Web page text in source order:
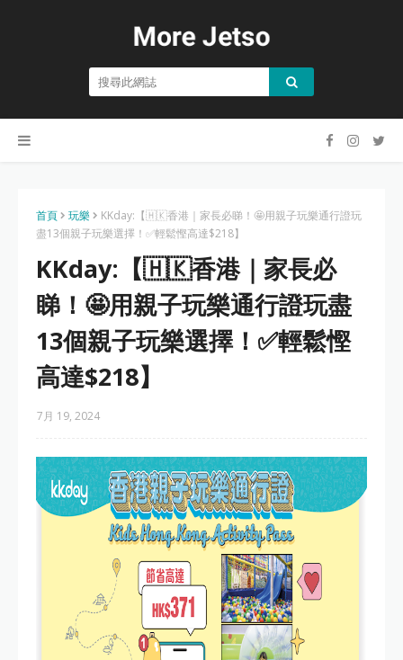
首頁 玩樂
KKday:【🇭🇰香港｜家長必睇！🤩用親子玩樂通行證玩
盡13個親子玩樂選擇！✅輕鬆慳高達$218】
KKday:【🇭🇰香港｜家長必
睇！🤩用親子玩樂通行證玩盡
13個親子玩樂選擇！✅輕鬆慳
高達$218】
7月 19, 2024